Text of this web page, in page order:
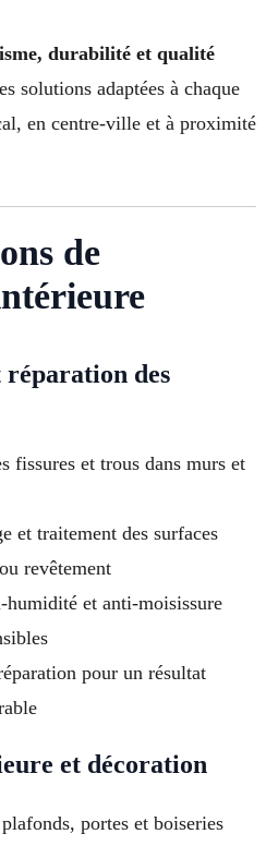
durabilité et qualité
solutions adaptées à chaque
en centre-ville et à proximité
de
des
fissures et trous dans murs et
et traitement des surfaces
revêtement
humidité et anti-moisissure
pour un résultat
et décoration
portes et boiseries